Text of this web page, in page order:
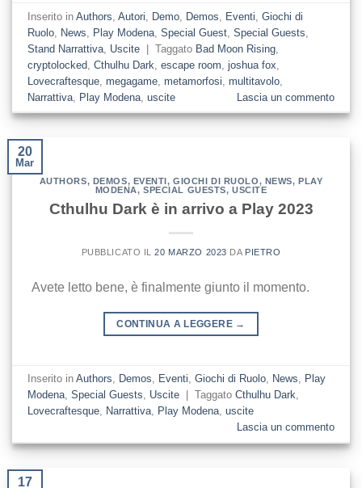
Inserito inAuthors ,Autori Demo Demos Eventi ,Giochi di
Ruolo News Play Modena ,Special Guest ,Special Guests
Stand Narrattiva Uscite | Taggato Bad Moon Rising
cryptolocked ,Cthulhu Dark ,escape room ,joshua fox
Lovecraftesque ,megagame ,metamorfosi ,multitavolo
Narrattiva Play Modena ,uscite Lascia un commento
20
Mar
AUTHORS, DEMOS, EVENTI,GIOCHI DI RUOLO, NEWS, PLAY
MODENA,SPECIAL GUESTS,USCITE
Cthulhu Dark è in arrivo a Play 2023
PUBBLICATO IL20 MARZO 2023 DA PIETRO
Avete letto bene, è finalmente giunto il momento.
CONTINUA A LEGGERE →
Inserito inAuthors, Demos, Eventi,Giochi di Ruolo, News, Play
Modena,Special Guests, Uscite TaggatoCthulhu Dark,
Lovecraftesque, Narrattiva, Play Modena,uscite
Lascia un commento
17